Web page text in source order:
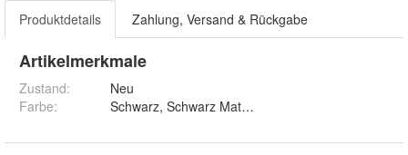
Produktdetails Zahlung, Versand & Rückgabe
Artikelmerkmale
Zustand:
Neu
Farbe: